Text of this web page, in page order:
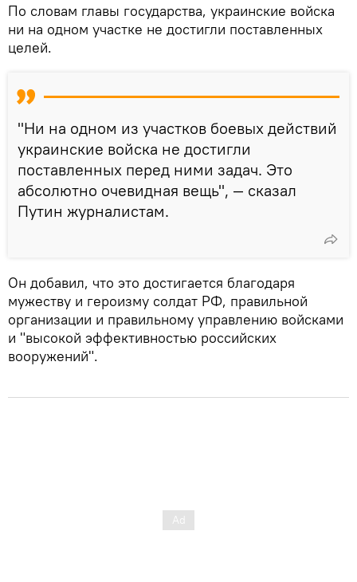
По словам главы государства, украинские войска
ни на одном участке не достигли поставленных
целей.
"Ни на одном из участков боевых действий
украинские войска не достигли
поставленных перед ними задач. Это
абсолютно очевидная вещь", — сказал
Путин журналистам.
Он добавил, что это достигается благодаря
мужеству и героизму солдат РФ, правильной
организации и правильному управлению войсками
и "высокой эффективностью российских
вооружений".